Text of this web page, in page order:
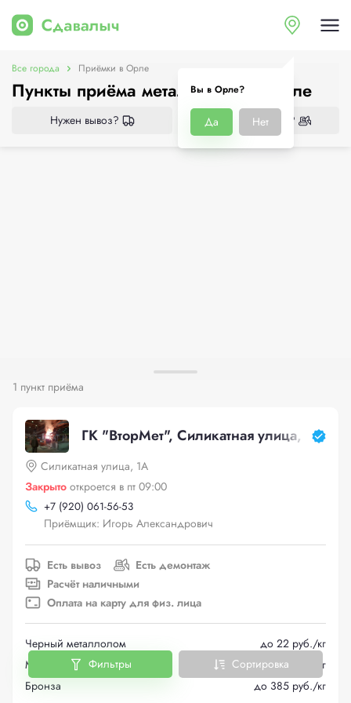
Вы в Орле?
Да Нет
Все города Приёмки в Орле
Пункты приёма металлолома в Орле
Нужен вывоз? Нужен демонтаж?
1 пункт приёма
ГК "ВторМет", Силикатная улица, 1А
Силикатная улица, 1А
Закрыто откроется в пт 09:00
+7 (920) 061-56-53
Приёмщик: Игорь Александрович
Есть вывоз
Есть демонтаж
Расчёт наличными
Оплата на карту для физ. лица
Черный металлолом
до 22 руб./кг
Медь
до 600 руб./кг
Бронза
до 385 руб./кг
Фильтры Сортировка